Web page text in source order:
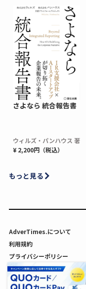
さよなら 統合報告書
ウィルズ・パンハウス 著
¥ 2,200円（税込）
もっと見る
AdverTimes.について
利用規約
プライバシーポリシー
利用者情報の外部送信につ